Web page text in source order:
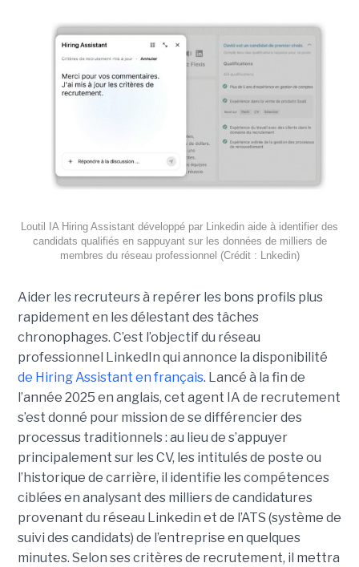
Loutil IA Hiring Assistant développé par Linkedin aide à identifier des
candidats qualifiés en sappuyant sur les données de milliers de
membres du réseau professionnel (Crédit : Lnkedin)
Aider les recruteurs à repérer les bons profils plus
rapidement en les délestant des tâches
chronophages. C’est l’objectif du réseau
professionnel LinkedIn qui annonce la disponibilité
de Hiring Assistant en français. Lancé à la fin de
l’année 2025 en anglais, cet agent IA de recrutement
s’est donné pour mission de se différencier des
processus traditionnels : au lieu de s’appuyer
principalement sur les CV, les intitulés de poste ou
l’historique de carrière, il identifie les compétences
ciblées en analysant des milliers de candidatures
provenant du réseau Linkedin et de l’ATS (système de
suivi des candidats) de l’entreprise en quelques
minutes. Selon ses critères de recrutement, il mettra